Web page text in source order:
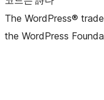
The WordPress®
the WordPress